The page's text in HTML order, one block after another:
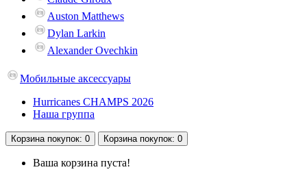
Auston Matthews
Dylan Larkin
Alexander Ovechkin
Мобильные аксессуары
Hurricanes CHAMPS 2026
Наша группа
Корзина покупок: 0 Корзина покупок: 0
Ваша корзина пуста!